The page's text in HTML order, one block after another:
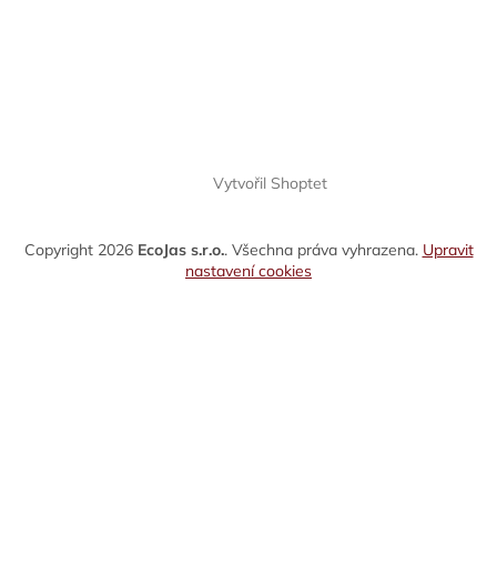
Vytvořil Shoptet
Copyright 2026 EcoJas s.r.o.. Všechna práva vyhrazena. Upravit
nastavení cookies